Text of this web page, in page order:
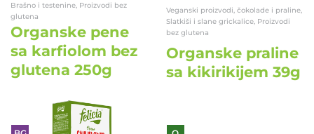
Brašno i testenine, Proizvodi bez
glutena
Organske pene
sa karfiolom bez
glutena 250g
Veganski proizvodi, čokolade i praline,
Slatkiši i slane grickalice, Proizvodi
bez glutena
Organske praline
sa kikirikijem 39g